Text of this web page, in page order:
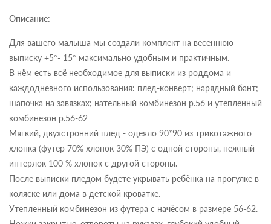
Описание:
Для вашего малыша мы создали комплект на весеннюю
выписку +5°- 15° максимально удобным и практичным.
В нём есть всё необходимое для выписки из роддома и
каждодневного использования: плед-конверт; нарядный бант;
шапочка на завязках; нательный комбинезон р.56 и утепленный
комбинезон р.56-62
Мягкий, двухстронний плед - одеяло 90*90 из трикотажного
хлопка (футер 70% хлопок 30% ПЭ) с одной стороны, нежный
интерлок 100 % хлопок с другой стороны.
После выписки пледом будете укрывать ребёнка на прогулке в
коляске или дома в детской кроватке.
Утепленный комбинезон из футера с начёсом в размере 56-62.